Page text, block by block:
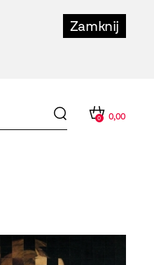
Zamknij
0 0,00